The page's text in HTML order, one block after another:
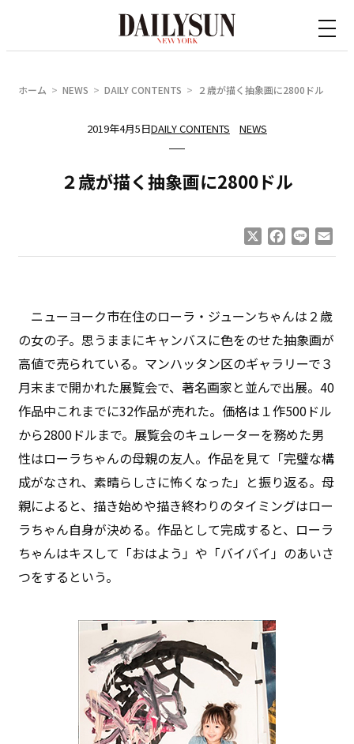
ホーム NEWS DAILY CONTENTS ２歳が描く抽象画に2800ドル
2019年4月5日DAILY CONTENTS NEWS
２歳が描く抽象画に2800ドル
Facebook
Line
ニューヨーク市在住のローラ・ジューンちゃんは２歳
の女の子。思うままにキャンバスに色をのせた抽象画が
高値で売られている。マンハッタン区のギャラリーで３
月末まで開かれた展覧会で、著名画家と並んで出展。40
作品中これまでに32作品が売れた。価格は１作500ドル
から2800ドルまで。展覧会のキュレーターを務めた男
性はローラちゃんの母親の友人。作品を見て「完璧な構
成がなされ、素晴らしさに怖くなった」と振り返る。母
親によると、描き始めや描き終わりのタイミングはロー
ラちゃん自身が決める。作品として完成すると、ローラ
ちゃんはキスして「おはよう」や「バイバイ」のあいさ
つをするという。